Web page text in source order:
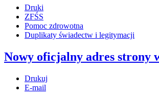
Druki
ZFŚS
Pomoc zdrowotna
Duplikaty świadectw i legitymacji
Nowy oficjalny adres strony
Drukuj
E-mail